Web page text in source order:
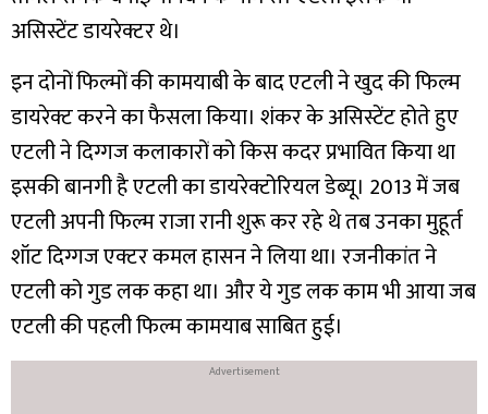
असिस्टेंट डायरेक्टर थे।
इन दोनों फिल्मों की कामयाबी के बाद एटली ने खुद की फिल्म
डायरेक्ट करने का फैसला किया। शंकर के असिस्टेंट होते हुए
एटली ने दिग्गज कलाकारों को किस कदर प्रभावित किया था
इसकी बानगी है एटली का डायरेक्टोरियल डेब्यू। 2013 में जब
एटली अपनी फिल्म राजा रानी शुरू कर रहे थे तब उनका मुहूर्त
शॉट दिग्गज एक्टर कमल हासन ने लिया था। रजनीकांत ने
एटली को गुड लक कहा था। और ये गुड लक काम भी आया जब
एटली की पहली फिल्म कामयाब साबित हुई।